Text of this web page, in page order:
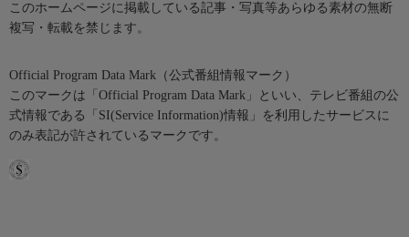
このホームページに掲載している記事・写真等あらゆる素材の無断
複写・転載を禁じます。
Official Program Data Mark（公式番組情報マーク）
このマークは「Official Program Data Mark」といい、テレビ番組の公
式情報である「SI(Service Information)情報」を利用したサービスに
のみ表記が許されているマークです。